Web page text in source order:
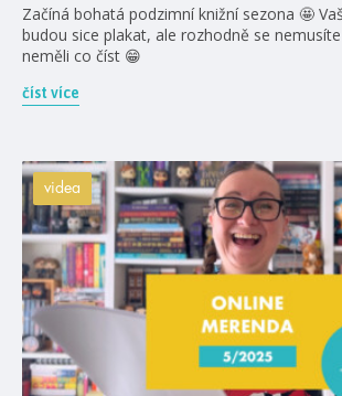
Začíná bohatá podzimní knižní sezona 🤩
budou sice plakat, ale rozhodně se
neměli co číst 😁
číst více
videa